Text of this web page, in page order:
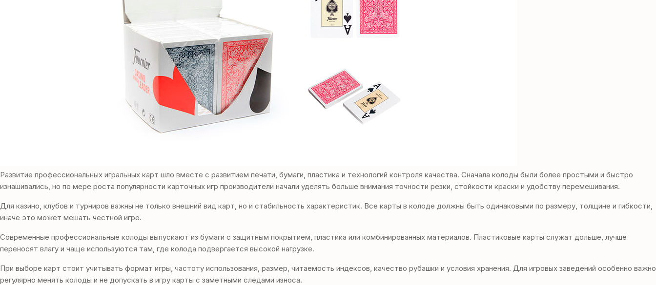
Развитие профессиональных игральных карт шло вместе с развитием печати, бумаги, пластика и технологий контроля качества. Сначала колоды были более простыми и быстро
изнашивались, но по мере роста популярности карточных игр производители начали уделять больше внимания точности резки, стойкости краски и удобству перемешивания.
Для казино, клубов и турниров важны не только внешний вид карт, но и стабильность характеристик. Все карты в колоде должны быть одинаковыми по размеру, толщине и гибкости,
иначе это может мешать честной игре.
Современные профессиональные колоды выпускают из бумаги с защитным покрытием, пластика или комбинированных материалов. Пластиковые карты служат дольше, лучше
переносят влагу и чаще используются там, где колода подвергается высокой нагрузке.
При выборе карт стоит учитывать формат игры, частоту использования, размер, читаемость индексов, качество рубашки и условия хранения. Для игровых заведений особенно важно
регулярно менять колоды и не допускать в игру карты с заметными следами износа.